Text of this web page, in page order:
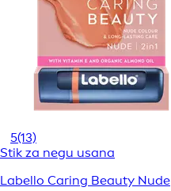
5(13)
Stik za negu usana
Labello Caring Beauty Nude